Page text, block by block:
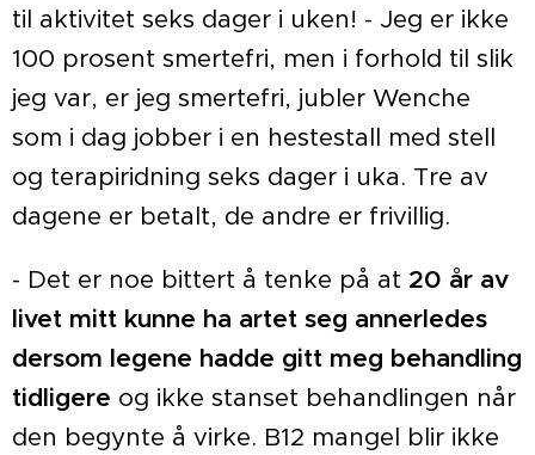
til aktivitet seks dager i uken! - Jeg er ikke
100 prosent smertefri, men i forhold til slik
jeg var, er jeg smertefri, jubler Wenche
som i dag jobber i en hestestall med stell
og terapiridning seks dager i uka. Tre av
dagene er betalt, de andre er frivillig.
- Det er noe bittert å tenke på at 20 år av
livet mitt kunne ha artet seg annerledes
dersom legene hadde gitt meg behandling
tidligere og ikke stanset behandlingen når
den begynte å virke. B12 mangel blir ikke